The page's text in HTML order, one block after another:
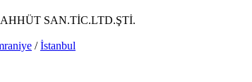
SAN.TİC.LTD.ŞTİ.
/İstanbul